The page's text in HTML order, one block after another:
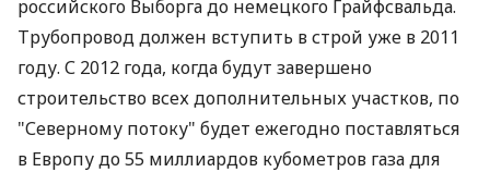
российского Выборга до немецкого Грайфсвальда.
Трубопровод должен вступить в строй уже в 2011
году. С 2012 года, когда будут завершено
строительство всех дополнительных участков, по
"Северному потоку" будет ежегодно поставляться
в Европу до 55 миллиардов кубометров газа для